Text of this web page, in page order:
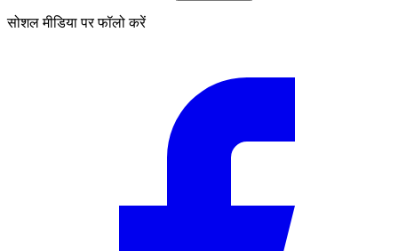
सोशल मीडिया पर फॉलो करें